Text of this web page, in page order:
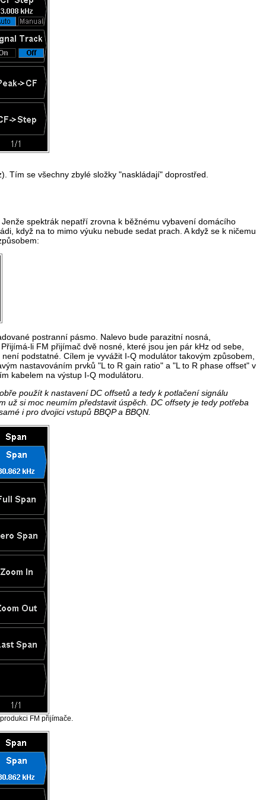
Tím se všechny zbylé složky "naskládají" doprostřed.
spektrák nepatří zrovna k běžnému vybavení domácího
když na to mimo výuku nebude sedat prach. A když se k ničemu
postranní pásmo. Nalevo bude parazitní nosná,
li FM přijímač dvě nosné, které jsou jen pár kHz od sebe,
podstatné. Cílem je vyvážit I-Q modulátor takovým způsobem,
nastavováním prvků "L to R gain ratio" a "L to R phase offset" v
kabelem na výstup I-Q modulátoru.
použít k nastavení DC offsetů a tedy k potlačení signálu
už si moc neumím představit úspěch. DC offsety je tedy potřeba
i pro dvojici vstupů BBQP a BBQN.
FM přijímače.